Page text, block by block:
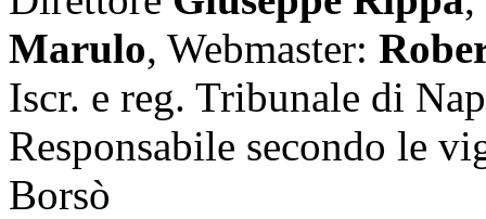
Marulo, Webmaster:
Iscr. e reg. Tribunale di
Responsabile secondo le
Borsò